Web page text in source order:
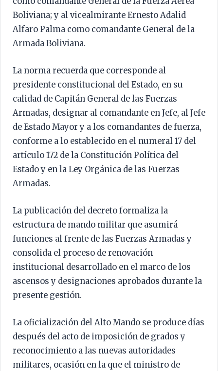
Boliviana; y al vicealmirante Ernesto Adalid
Alfaro Palma como comandante General de la
Armada Boliviana.
La norma recuerda que corresponde al
presidente constitucional del Estado, en su
calidad de Capitán General de las Fuerzas
Armadas, designar al comandante en Jefe, al Jefe
de Estado Mayor y a los comandantes de fuerza,
conforme a lo establecido en el numeral 17 del
artículo 172 de la Constitución Política del
Estado y en la Ley Orgánica de las Fuerzas
Armadas.
La publicación del decreto formaliza la
estructura de mando militar que asumirá
funciones al frente de las Fuerzas Armadas y
consolida el proceso de renovación
institucional desarrollado en el marco de los
ascensos y designaciones aprobados durante la
presente gestión.
La oficialización del Alto Mando se produce días
después del acto de imposición de grados y
reconocimiento a las nuevas autoridades
militares, ocasión en la que el ministro de